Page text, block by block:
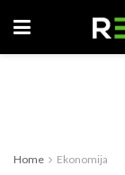
Home Ekonomija